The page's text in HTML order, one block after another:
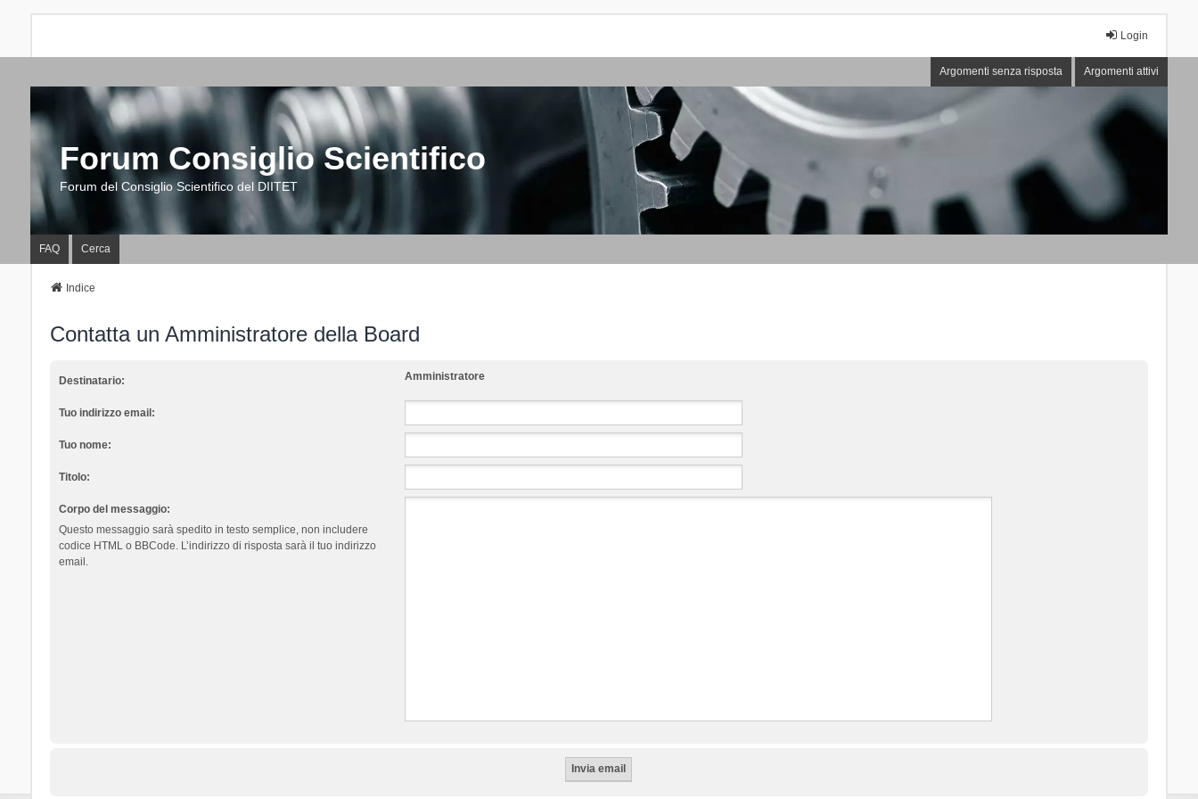
Login
Argomenti senza risposta Argomenti attivi
Forum Consiglio Scientifico
Forum del Consiglio Scientifico del DIITET
FAQ Cerca
Indice
Contatta un Amministratore della Board
Destinatario: Amministratore
Tuo indirizzo email:
Tuo nome:
Titolo:
Corpo del messaggio:
Questo messaggio sarà spedito in testo semplice, non includere
codice HTML o BBCode. L’indirizzo di risposta sarà il tuo indirizzo
email.